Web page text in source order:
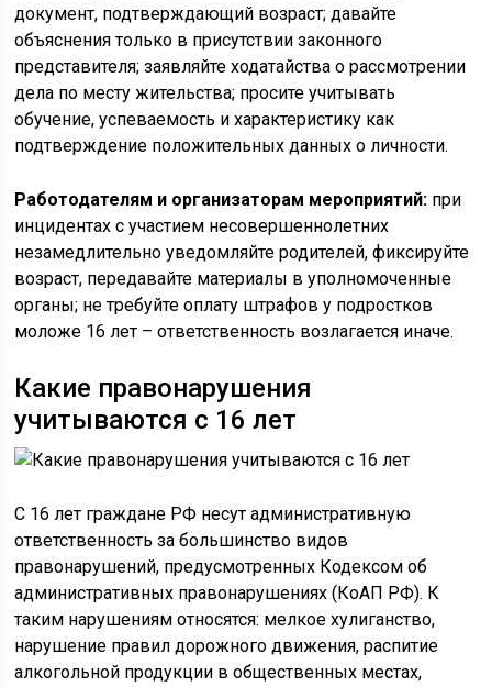
документ, подтверждающий возраст; давайте
объяснения только в присутствии законного
представителя; заявляйте ходатайства о рассмотрении
дела по месту жительства; просите учитывать
обучение, успеваемость и характеристику как
подтверждение положительных данных о личности.
Работодателям и организаторам мероприятий: при
инцидентах с участием несовершеннолетних
незамедлительно уведомляйте родителей, фиксируйте
возраст, передавайте материалы в уполномоченные
органы; не требуйте оплату штрафов у подростков
моложе 16 лет – ответственность возлагается иначе.
Какие правонарушения
учитываются с 16 лет
С 16 лет граждане РФ несут административную
ответственность за большинство видов
правонарушений, предусмотренных Кодексом об
административных правонарушениях (КоАП РФ). К
таким нарушениям относятся: мелкое хулиганство,
нарушение правил дорожного движения, распитие
алкогольной продукции в общественных местах,